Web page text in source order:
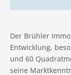
Der Brühler
Entwicklung,
und 60
seine